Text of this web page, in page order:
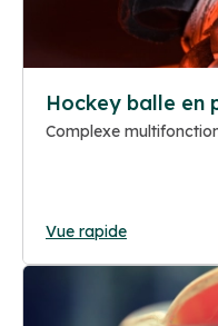
Hockey balle en
Complexe
Vue rapide